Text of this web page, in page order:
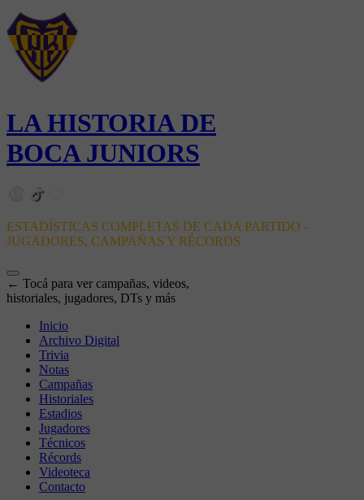
LA HISTORIA DE
BOCA JUNIORS
ESTADÍSTICAS COMPLETAS DE CADA PARTIDO -
JUGADORES, CAMPAÑAS Y RÉCORDS
← Tocá para ver campañas, videos,
historiales, jugadores, DTs y más
Inicio
Archivo Digital
Trivia
Notas
Campañas
Historiales
Estadios
Jugadores
Técnicos
Récords
Videoteca
Contacto